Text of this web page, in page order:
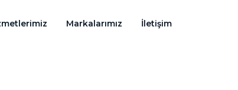
Markalarımız İletişim